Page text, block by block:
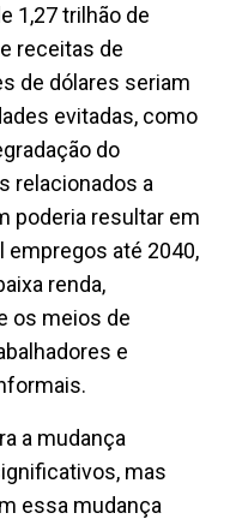
1,27 trilhão de
receitas de
de dólares seriam
evitadas, como
do
relacionados a
poderia resultar em
empregos até 2040,
renda,
os meios de
e
a mudança
mas
essa mudança